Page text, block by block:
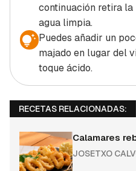
continuación retira la
agua limpia.
Puedes añadir un
majado en lugar del
toque ácido.
RECETAS RELACIONADAS:
Calamares
JOSETXO